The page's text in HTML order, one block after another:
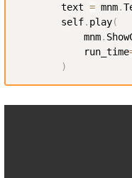
        text
= mnm.
        self
. play(
            mnm
.
            run_time
)